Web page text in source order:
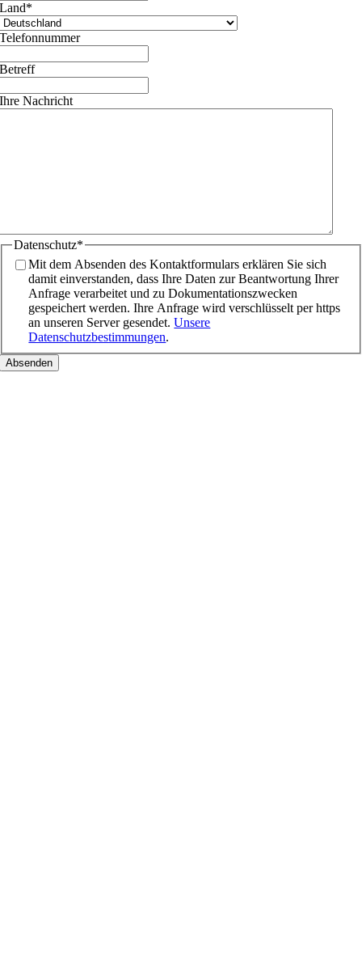
Land*
Telefonnummer
Betreff
Ihre Nachricht
Datenschutz*
Mit dem Absenden des Kontaktformulars erklären Sie sich
damit einverstanden, dass Ihre Daten zur Beantwortung Ihrer
Anfrage verarbeitet und zu Dokumentationszwecken
gespeichert werden. Ihre Anfrage wird verschlüsselt per https
an unseren Server gesendet.Unsere
Datenschutzbestimmungen.